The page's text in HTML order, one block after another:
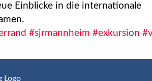
Einblicke in die internationale
#sjrmannheim #exkursion